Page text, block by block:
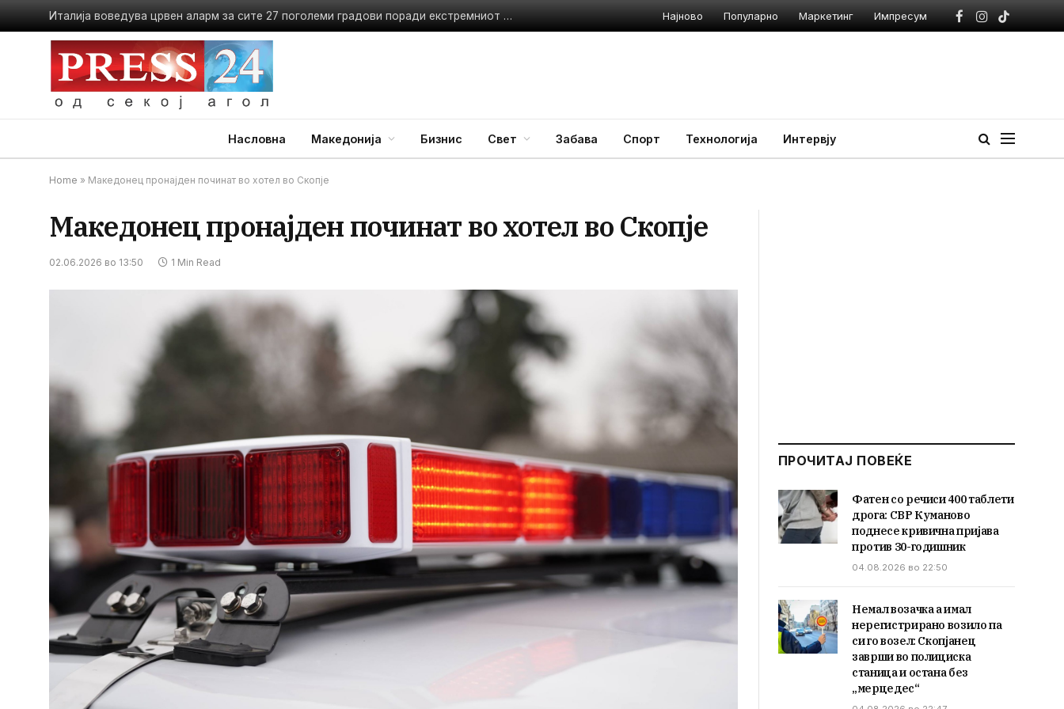
Италија воведува црвен аларм за сите 27 поголеми градови поради екстремниот топлотен бран Најново Популарно Маркетинг Импресум
Facebook
Instagram
TikTok
Насловна Македонија Бизнис Свет Забава Спорт Технологија Интервју
Home » Македонец пронајден починат во хотел во Скопје
Македонец пронајден починат во хотел во Скопје
02.06.2026 во 13:50 1 Min Read
ПРОЧИТАЈ ПОВЕЌЕ
Фатен со речиси 400 таблети
дрога: СВР Куманово
поднесе кривична пријава
против 30-годишник
04.08.2026 во 22:50
Немал возачка а имал
нерегистрирано возило па
си го возел: Скопјанец
заврши во полициска
станица и остана без
„мерцедес“